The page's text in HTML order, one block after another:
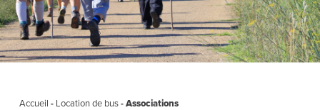
Accueil - Location de bus-Associations